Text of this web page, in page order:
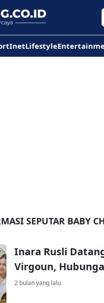
InetLifestyle
SEPUTAR BABY
Inara Rusli
Virgoun,
2 bulan yang lalu